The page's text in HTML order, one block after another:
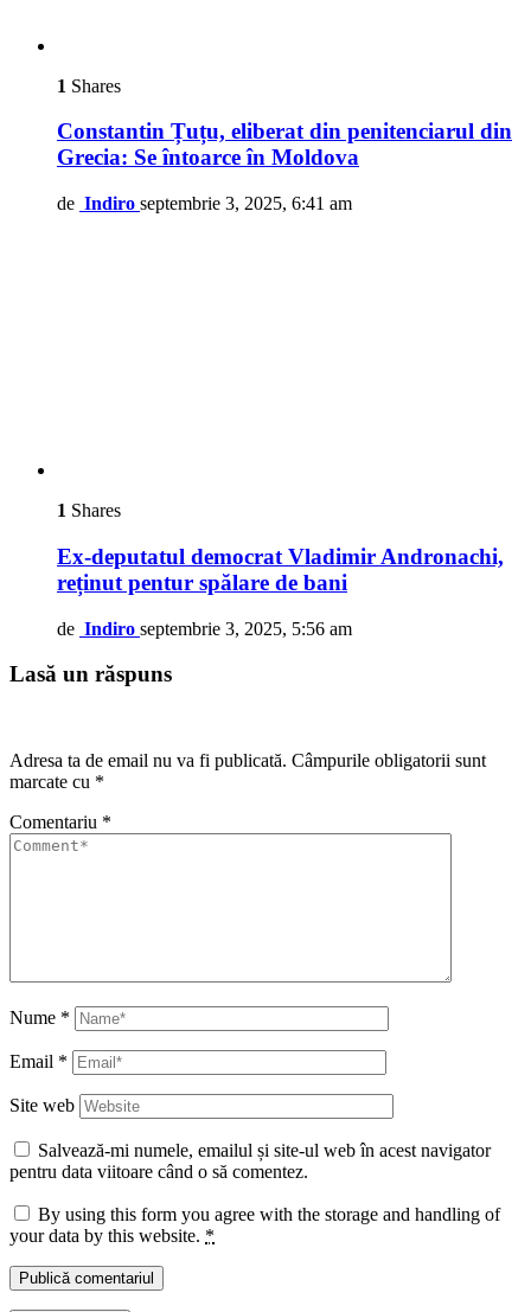
1 Shares
Constantin Țuțu, eliberat din penitenciarul din
Grecia: Se întoarce în Moldova
de Indiro septembrie 3, 2025, 6:41 am
1 Shares
Ex-deputatul democrat Vladimir Andronachi,
reținut pentur spălare de bani
de Indiro septembrie 3, 2025, 5:56 am
Lasă un răspuns
Adresa ta de email nu va fi publicată. Câmpurile obligatorii sunt
marcate cu *
Comentariu *
Nume *
Email *
Site web
Salvează-mi numele, emailul și site-ul web în acest navigator
pentru data viitoare când o să comentez.
By using this form you agree with the storage and handling of
your data by this website. *
Publică comentariul